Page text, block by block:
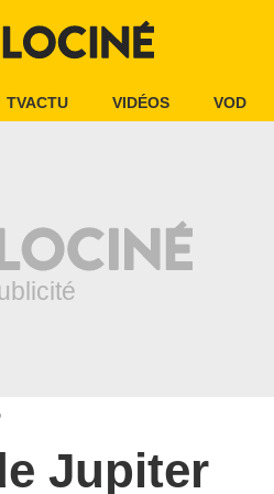
TVACTU VIDÉOS VOD
Jupiter